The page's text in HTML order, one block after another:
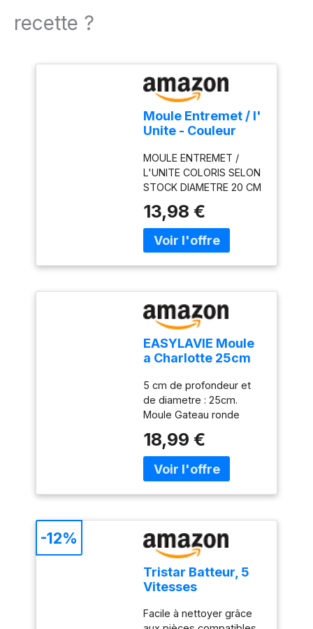
recette ?
Moule Entremet / l'
Unite - Couleur
MOULE ENTREMET /
L'UNITE COLORIS SELON
STOCK DIAMETRE 20 CM
13,98 €
EASYLAVIE Moule
a Charlotte 25cm
Brioches 10 pouce
Savarin Terre
Cuite Moule à
Gâteau Rond - en
Aluminium
5 cm de profondeur et
de diametre : 25cm.
Moule Gateau ronde
à Tarte aux Fruits
Renversée Moule à bord
droit, d'une seule pièce
18,99 €
Tristar Batteur, 5
Vitesses
Design
Facile à nettoyer grâce
-12%